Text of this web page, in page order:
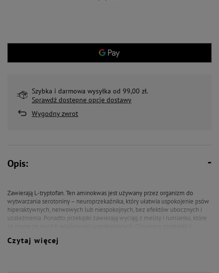
Szybka i darmowa wysyłka od 99,00 zł.
Sprawdź dostępne opcje dostawy
Wygodny zwrot
Opis:
Zawierają L-tryptofan. Ten aminokwas jest używany przez organizm do
wytwarzania serotoniny – neuroprzekaźnika, który ułatwia uspokojenie psów
hiperaktywnych, nerwowych lub niespokojnych, bez efektów ubocznych i
uzależnienia. Ponadto przekąski zawierają wyciąg z melisy i rumianku, które
polecane szczeniakom w połączeniu z treningiem pozytywnego
Czytaj więcej